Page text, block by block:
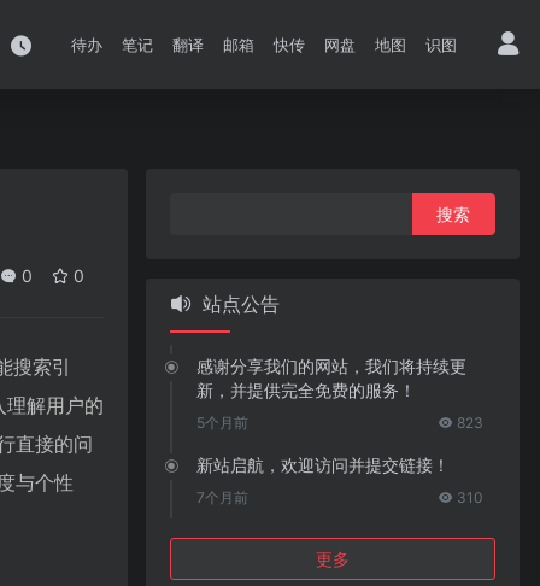
待办 笔记 翻译 邮箱 快传 网盘 地图 识图
0 0
搜索引
解用户的
直接的问
与个性
站点公告
感谢分享我们的网站，我们将持续更
新，并提供完全免费的服务！
5个月前 823
新站启航，欢迎访问并提交链接！
7个月前 310
更多